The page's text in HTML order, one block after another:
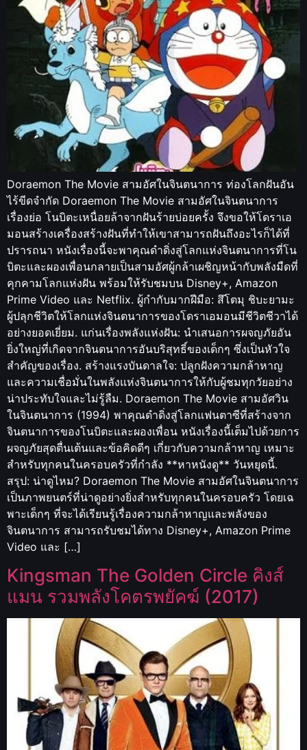
Doraemon The Movie สามอัศในจินตนาการ ท่องโลกฝันอัน
ไร้ขีดจำกัด Doraemon The Movie สามอัศในจินตนาการ
เรื่องย่อ โนบิตะเหนื่อยล้าจากฝันร้ายบ่อยครั้ง จึงขอให้โดราเอ
มอนสร้างเครื่องสร้างฝันที่ทำให้เขาสามารถฝันถึงอะไรก็ได้ที่
ปรารถนา หนังเรื่องนี้จะพาคุณดำดิ่งสู่โลกแห่งจินตนาการที่โน
บิตะและผองเพื่อนกลายเป็นสามอัศผู้กล้าเผชิญหน้ากับพลังมืดที่
คุกคามโลกแห่งฝัน พร้อมให้รับชมบน Disney+, Amazon
Prime Video และ Netflix. ผู้กำกับมากฝีมือ: สึโตมุ ชิบะยามะ
ผู้ปลุกชีวิตให้โลกแห่งจินตนาการของโดราเอมอนมีชีวิตชีวาได้
อย่างยอดเยี่ยม. แก่นเรื่องพลังแห่งฝัน: นำเสนอการผจญภัยอัน
ยิ่งใหญ่ที่เกิดจากจินตนาการอันบริสุทธิ์ของเด็กๆ ซึ่งเป็นหัวใจ
สำคัญของเรื่อง. สร้างแรงบันดาลใจ: ปลูกฝังความกล้าหาญ
และความเชื่อมั่นในพลังแห่งจินตนาการให้กับผู้ชมทุกวัยอย่าง
น่าประทับใจและไม่รู้ลืม. Doraemon The Movie สามอัศวิน
ในจินตนาการ (1994) พาคุณดำดิ่งสู่โลกแฟนตาซีที่สร้างจาก
จินตนาการของโนบิตะและผองเพื่อน หนังเรื่องนี้เต็มไปด้วยการ
ผจญภัยสุดตื่นเต้นและข้อคิดดีๆ เกี่ยวกับความกล้าหาญ เหมาะ
สำหรับทุกคนในครอบครัวที่กำลัง **หาหนังดู** วันหยุดนี้.
สรุป: น่าดูไหม? Doraemon The Movie สามอัศในจินตนาการ
เป็นภาพยนตร์ที่น่าดูอย่างยิ่งสำหรับทุกคนในครอบครัว โดยเฉ
พาะเด็กๆ ที่จะได้เรียนรู้เรื่องความกล้าหาญและพลังของ
จินตนาการ สามารถรับชมได้ทาง Disney+, Amazon Prime
Video และ […]
Kingsman The Golden Circle คิงส์
แมน รวมพลังโคตรพยัคฆ์ (2017)